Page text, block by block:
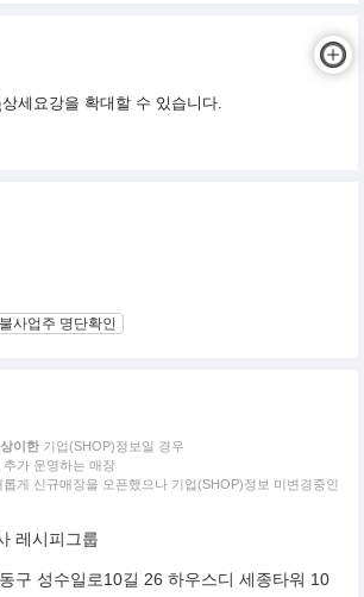
상세요강을 확대할 수 있습니다.
사업주 명단확인
상이한 기업(SHOP)정보일 경우
가 운영하는 매장
게 신규매장을 오픈했으나 기업(SHOP)정보 미변경중인
레시피그룹
구 성수일로10길 26 하우스디 세종타워 10